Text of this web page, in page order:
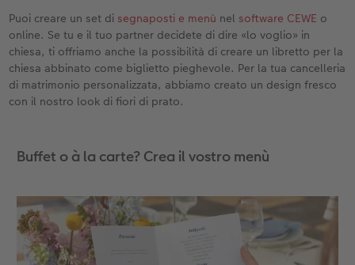
Storie dei clienti
Coffeetable Book «Art Collection»
Accessori
Poster su forex
Mosaico
Consigli decorazione murale
Buono regalo CEWE
Barattolo per croccantini con foto
Novità
Puoi creare un set di segnaposti e menù nel software CEWE o
online. Se tu e il tuo partner decidete di dire «lo voglio» in
chiesa, ti offriamo anche la possibilità di creare un libretto per la
chiesa abbinato come biglietto pieghevole. Per la tua cancelleria
di matrimonio personalizzata, abbiamo creato un design fresco
con il nostro look di fiori di prato.
Buffet o à la carte? Crea il vostro menù